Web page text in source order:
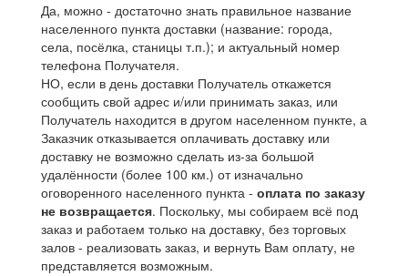
Да, можно - достаточно знать правильное название
населенного пункта доставки (название: города,
села, посёлка, станицы т.п.); и актуальный номер
телефона Получателя.
НО, если в день доставки Получатель откажется
сообщить свой адрес и/или принимать заказ, или
Получатель находится в другом населенном пункте, а
Заказчик отказывается оплачивать доставку или
доставку не возможно сделать из-за большой
удалённости (более 100 км.) от изначально
оговоренного населенного пункта - оплата по заказу
не возвращается. Поскольку, мы собираем всё под
заказ и работаем только на доставку, без торговых
залов - реализовать заказ, и вернуть Вам оплату, не
представляется возможным.